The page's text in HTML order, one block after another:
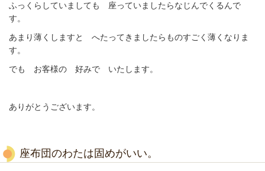
ふっくらしていましても 座っていましたらなじんでくるんで
す。
あまり薄くしますと へたってきましたらものすごく薄くなりま
す。
でも お客様の 好みで いたします。
ありがとうございます。
座布団のわたは固めがいい。